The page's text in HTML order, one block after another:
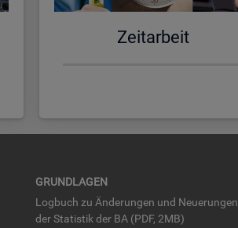
Zeit­ar­beit
GRUND­LA­GEN
Log­buch zu Än­de­run­gen und Neue­run­gen
der Sta­tis­tik der BA (PDF, 2MB)